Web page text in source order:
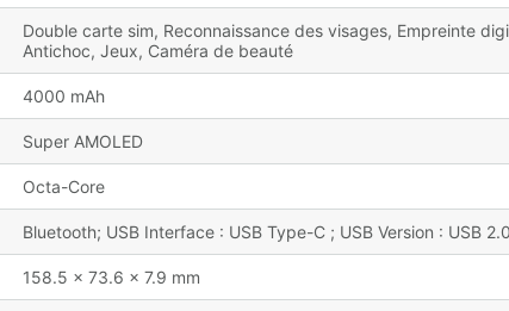
Double carte sim, Reconnaissance des visages, Empreinte
Antichoc, Jeux, Caméra de beauté
4000 mAh
Super AMOLED
Octa-Core
Bluetooth; USB Interface : USB Type-C ; USB Version : USB 2.0
158.5 x 73.6 x 7.9 mm